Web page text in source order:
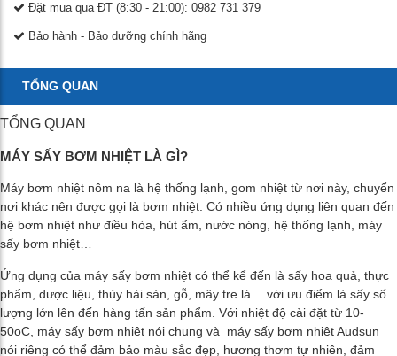
Đặt mua qua ĐT (8:30 - 21:00): 0982 731 379
Bảo hành - Bảo dưỡng chính hãng
TỔNG QUAN
TỔNG QUAN
MÁY SẤY BƠM NHIỆT LÀ GÌ?
Máy bơm nhiệt nôm na là hệ thống lạnh, gom nhiệt từ nơi này, chuyển
nơi khác nên được gọi là bơm nhiệt. Có nhiều ứng dụng liên quan đến
hệ bơm nhiệt như điều hòa, hút ẩm, nước nóng, hệ thống lạnh, máy
sấy bơm nhiệt…
Ứng dụng của máy sấy bơm nhiệt có thể kể đến là sấy hoa quả, thực
phẩm, dược liệu, thủy hải sản, gỗ, mây tre lá… với ưu điểm là sấy số
lượng lớn lên đến hàng tấn sản phẩm. Với nhiệt độ cài đặt từ 10-
50oC, máy sấy bơm nhiệt nói chung và máy sấy bơm nhiệt Audsun
nói riêng có thể đảm bảo màu sắc đẹp, hương thơm tự nhiên, đảm